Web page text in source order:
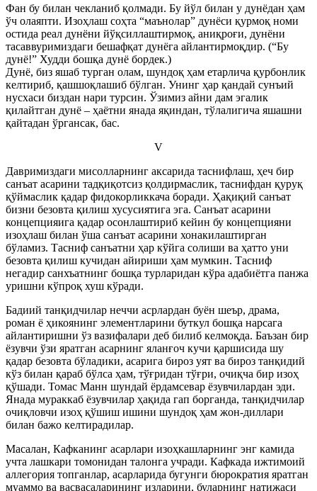
Фан бу билан чекланиб қолмади. Бу йўл билан у дунёдан ҳам
ўч олаяпти. Изоҳлаш соҳта “маънолар” дунёси қурмоқ номи
остида реал дунёни йўқсиллаштирмоқ, аниқроғи, дунёни
тасаввуримиздаги бешафқат дунёга айлантирмоқдир. (“Бу
дунё!” Худди бошқа дунё бордек.)
Дунё, биз яшаб турган олам, шундоқ ҳам етарлича қурбонлик
келтириб, қашшоқлашиб бўлган. Унинг ҳар қандай сунъий
нусхаси биздан нари турсин. Ўзимиз айни дам эгалик
қилайтган дунё – ҳаётни янада яқиндан, тўлалигича яшашни
қайтадан ўргансак, бас.
V
Давримиздаги мисолларнинг аксарида таснифлаш, ҳеч бир
санъат асарини тадқиқотсиз қолдирмаслик, таснифдан қуруқ
қўймаслик қадар фидокорликкача боради. Ҳақиқий санъат
бизни безовта қилиш хусусиятига эга. Санъат асарини
концепцияига қадар осонлаштириб кейин бу концепцияни
изоҳлаш билан ўша санъат асарини хонакилаштирган
бўламиз. Тасниф санъатни ҳар кўйга солиши ва ҳатто уни
безовта қилиш кучидан айириши ҳам мумкин. Тасниф
негадир санхъатнинг бошқа турларидан кўра адабиётга панжа
уришни кўпроқ хуш кўради.
Бадиий танқидчилар неччи асрлардан буён шеър, драма,
роман ё ҳикоянинг элементларини буткул бошқа нарсага
айлантиришни ўз вазифалари деб билиб келмоқда. Баъзан бир
ёзувчи ўзи яратган асарнинг яланғоч кучи қаршисида шу
қадар безовта бўладики, асарига бироз уят ва бироз танқидий
кўз билан қараб бўлса ҳам, тўғридан тўғри, очиқча бир изоҳ
қўшади. Томас Манн шундай ёрдамсевар ёзувчилардан эди.
Янада мураккаб ёзувчилар ҳақида гап борганда, танқидчилар
очиқловчи изоҳ қўшиш ишини шундоқ ҳам жон-диллари
билан бажо келтирадилар.
Масалан, Кафканинг асарлари изоҳкашларнинг энг камида
учта лашкари томонидан талонга учради. Кафкада ижтимоий
аллегория топганлар, асарларида бугунги бюрократия яратган
муаммо ва васвасаларининг изларини, буларнинг натижаси